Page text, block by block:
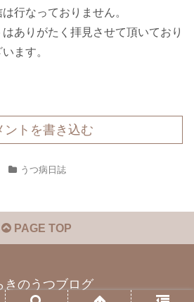
行なっておりません。
ありがたく拝見させて頂いており
ます。
ントを書き込む
うつ病日誌
PAGE TOP
きのうつブログ